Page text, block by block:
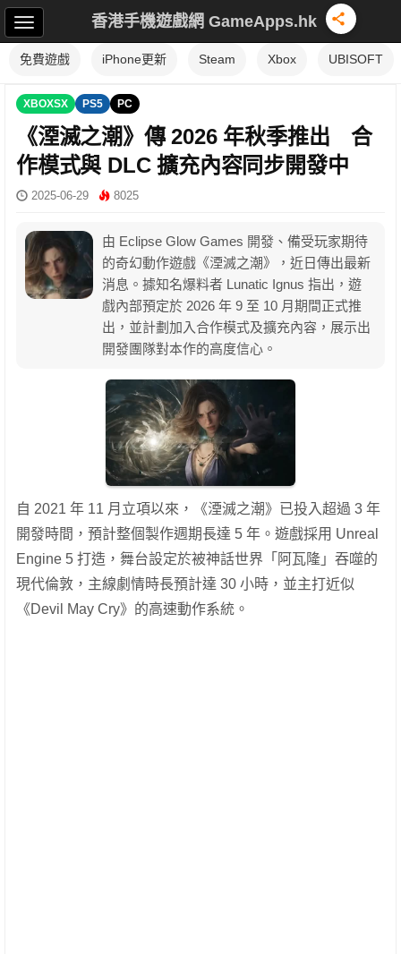
香港手機遊戲網 GameApps.hk
免費遊戲 iPhone更新 Steam Xbox UBISOFT
XBOXSX PS5 PC
《湮滅之潮》傳 2026 年秋季推出 合
作模式與 DLC 擴充內容同步開發中
2025-06-29 8025
由 Eclipse Glow Games 開發、備受玩家期待
的奇幻動作遊戲《湮滅之潮》，近日傳出最新
消息。據知名爆料者 Lunatic Ignus 指出，遊
戲內部預定於 2026 年 9 至 10 月期間正式推
出，並計劃加入合作模式及擴充內容，展示出
開發團隊對本作的高度信心。
自 2021 年 11 月立項以來，《湮滅之潮》已投入超過 3 年
開發時間，預計整個製作週期長達 5 年。遊戲採用 Unreal
Engine 5 打造，舞台設定於被神話世界「阿瓦隆」吞噬的
現代倫敦，主線劇情時長預計達 30 小時，並主打近似
《Devil May Cry》的高速動作系統。